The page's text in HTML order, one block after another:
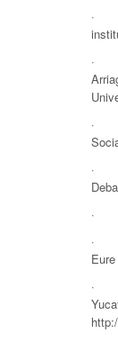
·
·
·
·
·
·
·